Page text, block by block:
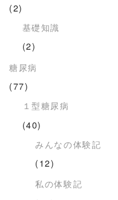
(2)
基礎知識
(2)
糖尿病
(77)
１型糖尿病
(40)
みんなの体験記
(12)
私の体験記